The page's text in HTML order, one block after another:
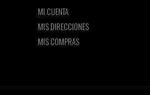
MI CUENTA
MIS DIRECCIONES
MIS COMPRAS